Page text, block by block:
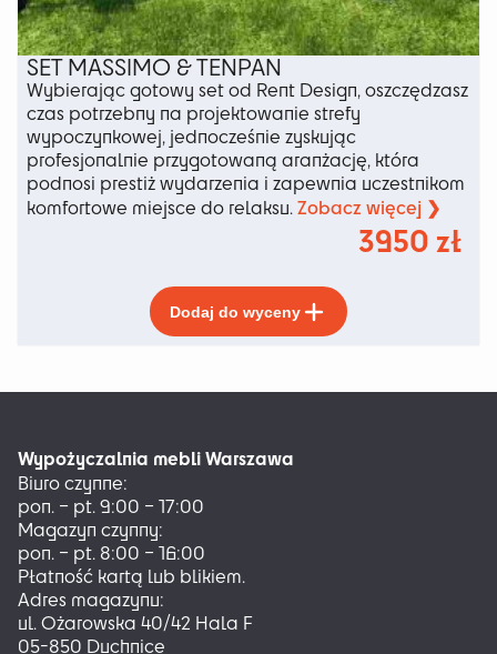
SET MASSIMO & TENPAN
Wybierając gotowy set od Rent Design, oszczędzasz
czas potrzebny na projektowanie strefy
wypoczynkowej, jednocześnie zyskując
profesjonalnie przygotowaną aranżację, która
podnosi prestiż wydarzenia i zapewnia uczestnikom
komfortowe miejsce do relaksu.Zobacz więcej ❯
3950zł
Dodaj do wyceny
produkt
ma
wariantów.
wybrać
Wypożyczalnia mebli Warszawa
Biuro czynne:
pon. – pt. 9:00 – 17:00
Magazyn czynny:
pon. – pt. 8:00 – 16:00
Płatność kartą lub blikiem.
Adres magazynu:
ul. Ożarowska 40/42 Hala F
05-850 Duchnice